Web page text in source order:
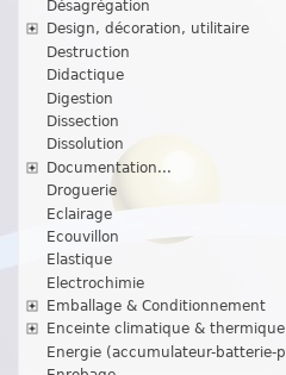
Désagrégation
Design, décoration, utilitaire
Destruction
Didactique
Digestion
Dissection
Dissolution
Documentation...
Droguerie
Eclairage
Ecouvillon
Elastique
Electrochimie
Emballage & Conditionnement
Enceinte climatique & thermique
Energie (accumulateur-batterie-p